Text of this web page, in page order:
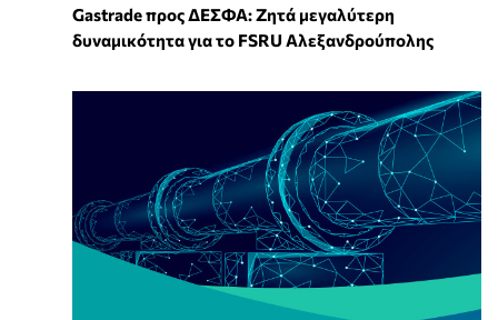
Gastrade προς ΔΕΣΦΑ: Ζητά μεγαλύτερη
δυναμικότητα για το FSRU Αλεξανδρούπολης